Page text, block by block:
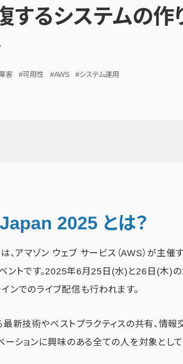
するシステムの作
害 #可用性 #AWS #システム運用
2025 とは？
アマゾン ウェブ サービス（AWS）が主催
ントです。2025年6月25日(水)と26日(木)
ンでのライブ配信も行われます。
最新技術やベストプラクティスの共有、情報
ーションに興味のある全ての人を対象として